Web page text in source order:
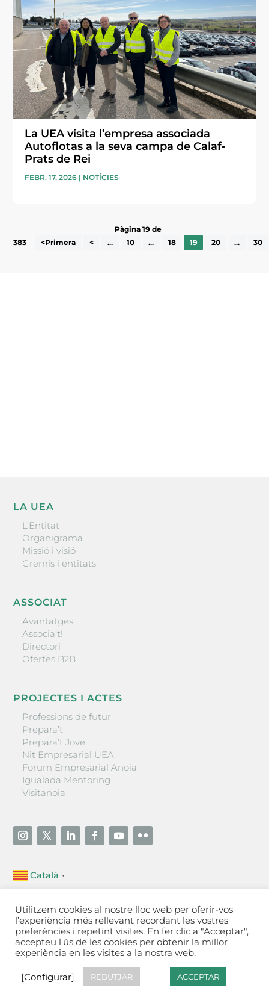
La UEA visita l’empresa associada
Autoflotas a la seva campa de Calaf-
Prats de Rei
FEBR. 17, 2026 | NOTÍCIES
Pàgina 19 de
383
<Primera < ... 10 ... 18 19 20 ... 30
LA UEA
L’Entitat
Organigrama
Missió i visió
Gremis i entitats
ASSOCIAT
Avantatges
Associa’t!
Directori
Ofertes B2B
PROJECTES I ACTES
Professions de futur
Prepara’t
Prepara’t Jove
Nit Empresarial UEA
Forum Empresarial Anoia
Igualada Mentoring
Visitanoia
Català ▼
Unió Empresarial de l’Anoia (UEA)
Ctra. de Manresa, 131, 08700 – Igualada(Barcelona)
Tel 93 805 22 92
Contactar
de cookies [Configurar]
Fet a Igualada per Aladetres
Utilitzem cookies al nostre lloc web per oferir-vos
l’experiència més rellevant recordant les vostres
preferències i repetint visites. En fer clic a "Acceptar",
accepteu l'ús de les cookies per obtenir la millor
experiència en les visites a la nostra web.
[Configurar] REBUTJAR ACCEPTAR